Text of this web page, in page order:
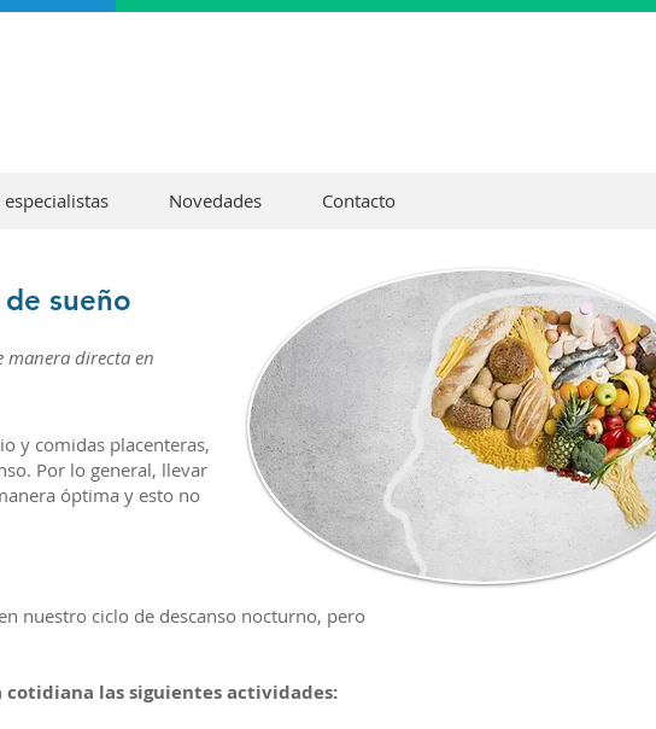
Novedades Contacto
sueño
manera directa en
nuestro ciclo de descanso nocturno, pero
las siguientes actividades:
y comidas placenteras,
Por lo general, llevar
óptima y esto no